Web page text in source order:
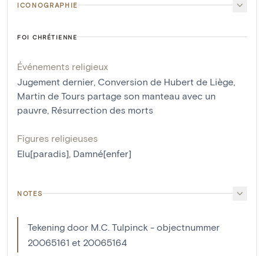
ICONOGRAPHIE
FOI CHRÉTIENNE
Événements religieux
Jugement dernier Conversion de Hubert de Liège
Martin de Tours partage son manteau avec un
pauvre Résurrection des morts
Figures religieuses
Elu[paradis] Damné[enfer]
NOTES
Tekening door M.C. Tulpinck - objectnummer
20065161 et 20065164